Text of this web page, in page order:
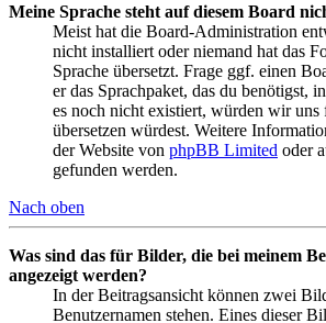
Meine Sprache steht auf diesem Board
Meist hat die Board-Administration
nicht installiert oder niemand hat das
Sprache übersetzt. Frage ggf. einen
er das Sprachpaket, das du benötigst,
es noch nicht existiert, würden wir uns
übersetzen würdest. Weitere
der Website von phpBB Limited oder
gefunden werden.
Nach oben
Was sind das für Bilder, die bei meinem
angezeigt werden?
In der Beitragsansicht können zwei
Benutzernamen stehen. Eines dieser